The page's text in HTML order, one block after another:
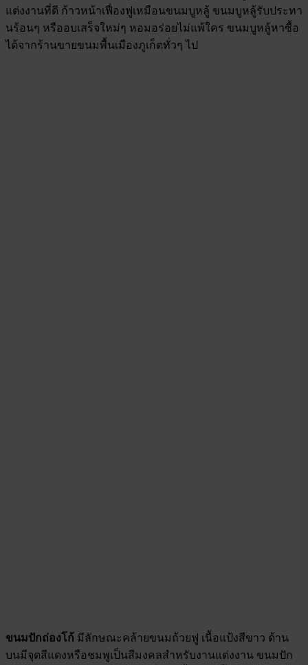
แต่งงานที่ดี ก้าวหน้าเฟื่องฟูเหมือนขนมบูหลู้ ขนมบูหลู้รับประทา
นร้อนๆ หรืออบเสร็จใหม่ๆ หอมอร่อยไม่แพ้ใคร ขนมบูหลู้หาซื้อ
ได้จากร้านขายขนมพื้นเมืองภูเก็ตทั่วๆ ไป
ขนมปักถ่องโก้ มีลักษณะคล้ายขนมถ้วยฟู เนื้อแป้งสีขาว ด้าน
บนมีจุดสีแดงหรือชมพูเป็นสีมงคลสำหรับงานแต่งงาน ขนมปัก